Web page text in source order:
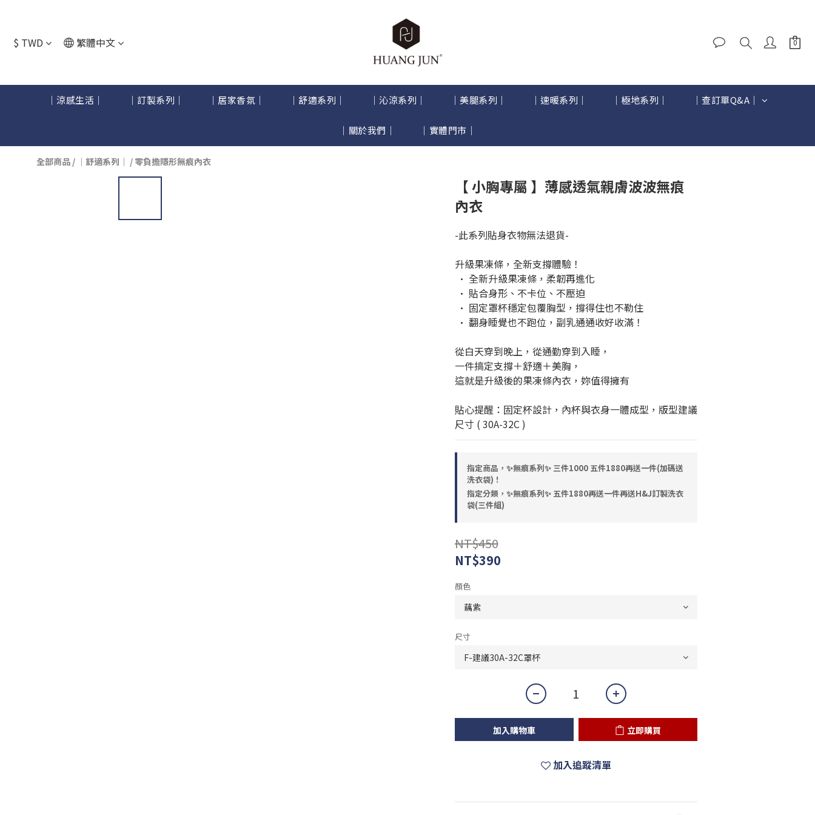
$ TWD 繁體中文
｜涼感生活｜ ｜訂製系列｜ ｜居家香氛｜ ｜舒適系列｜ ｜沁涼系列｜ ｜美腿系列｜ ｜速暖系列｜ ｜極地系列｜ ｜查訂單Q&A｜
｜關於我們｜ ｜實體門市｜
全部商品 / ｜舒適系列｜ / 零負擔隱形無痕內衣
【 小胸專屬 】薄感透氣親膚波波無痕
內衣
-此系列貼身衣物無法退貨-
升級果凍條，全新支撐體驗！
· 全新升級果凍條，柔韌再進化
· 貼合身形、不卡位、不壓迫
· 固定罩杯穩定包覆胸型，撐得住也不勒住
· 翻身睡覺也不跑位，副乳通通收好收滿！
從白天穿到晚上，從通勤穿到入睡，
一件搞定支撐＋舒適＋美胸，
這就是升級後的果凍條內衣，妳值得擁有
貼心提醒：固定杯設計，內杯與衣身一體成型，版型建議
尺寸 ( 30A-32C )
指定商品，✨無痕系列✨ 三件1000 五件1880再送一件(加碼送
洗衣袋)！
指定分類，✨無痕系列✨ 五件1880再送一件再送H&J訂製洗衣
袋(三件組)
NT$450
NT$390
顏色
尺寸
加入購物車 立即購買
加入追蹤清單